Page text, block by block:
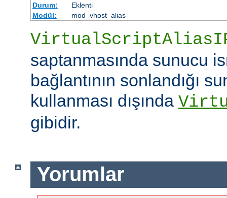
Durum:
Eklenti
Modül:
mod_vhost_alias
saptanmasında sunucu
bağlantının sonlandığı
kullanması dışında
gibidir.
Yorumlar